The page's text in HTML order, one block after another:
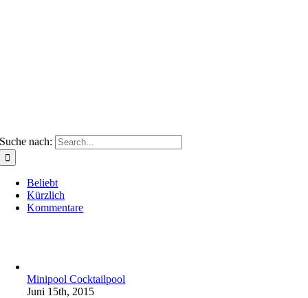
Suche nach:
Beliebt
Kürzlich
Kommentare
Minipool Cocktailpool
Juni 15th, 2015